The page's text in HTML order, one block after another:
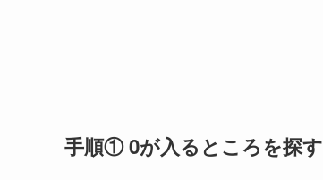
手順① 0が入るところを探す